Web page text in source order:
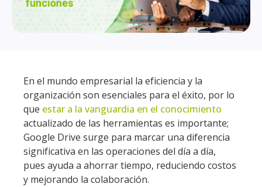
En el mundo empresarial la eficiencia y la
organización son esenciales para el éxito, por lo
que estar a la vanguardia en el conocimiento
actualizado de las herramientas es importante;
Google Drive surge para marcar una diferencia
significativa en las operaciones del día a día,
pues ayuda a ahorrar tiempo, reduciendo costos
y mejorando la colaboración.